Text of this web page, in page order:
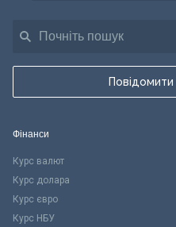
Фінанси
Курс валют
Курс долара
Курс євро
Курс НБУ